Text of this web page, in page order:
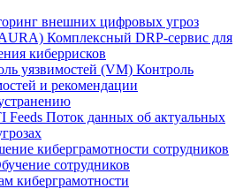
внешних цифровых угроз
Комплексный DRP-сервис для
киберрисков
уязвимостей (VM) Контроль
и рекомендации
Feeds Поток данных об актуальных
киберграмотности сотрудников
сотрудников
киберграмотности